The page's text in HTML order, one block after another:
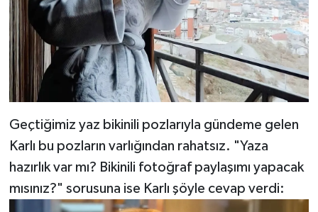
Geçtiğimiz yaz bikinili pozlarıyla gündeme gelen
Karlı bu pozların varlığından rahatsız. "Yaza
hazırlık var mı? Bikinili fotoğraf paylaşımı yapacak
mısınız?" sorusuna ise Karlı şöyle cevap verdi: